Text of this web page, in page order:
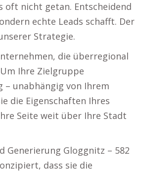
oft nicht getan. Entscheidend
echte Leads schafft. Der
Strategie.
die überregional
Ihre Zielgruppe
– unabhängig von Ihrem
die Eigenschaften Ihres
Seite weit über Ihre Stadt
Generierung Gloggnitz – 582
dass sie die